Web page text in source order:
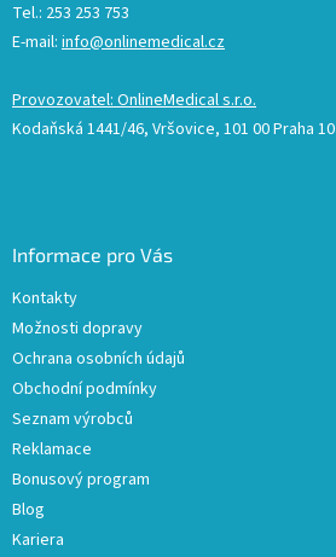
Tel.: 253 253 753
E-mail: info@onlinemedical.cz
Provozovatel: OnlineMedical s.r.o.
Kodaňská 1441/46, Vršovice, 101 00 Praha 10
Informace pro Vás
Kontakty
Možnosti dopravy
Ochrana osobních údajů
Obchodní podmínky
Seznam výrobců
Reklamace
Bonusový program
Blog
Kariera